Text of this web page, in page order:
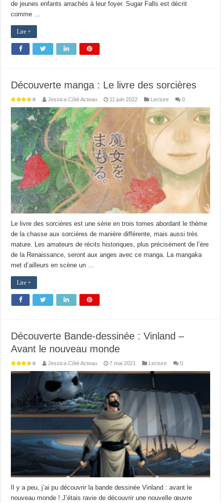
de jeunes enfants arrachés à leur foyer. Sugar Falls est décrit
comme …
Lire +
Découverte manga : Le livre des sorcières
Jessica Côté Acteau 11 juin 2022 Lecture 0
Le livre des sorcières est une série en trois tomes abordant le thème
de la chasse aux sorcières de manière différente, mais aussi très
mature. Les amateurs de récits historiques, plus précisément de l’ère
de la Renaissance, seront aux anges avec ce manga. La mangaka
met d’ailleurs en scène un …
Lire +
Découverte Bande-dessinée : Vinland –
Avant le nouveau monde
Jessica Côté Acteau 7 mai 2021 Lecture 0
Il y a peu, j’ai pu découvrir la bande dessinée Vinland : avant le
nouveau monde ! J’étais ravie de découvrir une nouvelle œuvre